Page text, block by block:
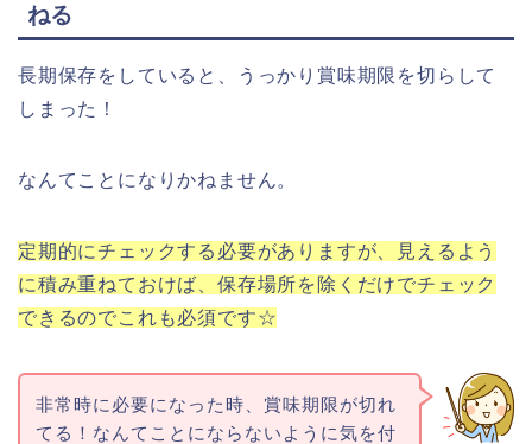
ねる
長期保存をしていると、うっかり賞味期限を切らして
しまった！
なんてことになりかねません。
定期的にチェックする必要がありますが、見えるよう
に積み重ねておけば、保存場所を除くだけでチェック
できるのでこれも必須です☆
非常時に必要になった時、賞味期限が切れ
てる！なんてことにならないように気を付